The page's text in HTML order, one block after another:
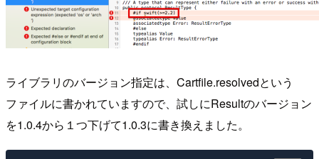
ライブラリのバージョン指定は、Cartfile.resolvedという
ファイルに書かれていますので、試しにResultのバージョン
を1.0.4から１つ下げて1.0.3に書き換えました。